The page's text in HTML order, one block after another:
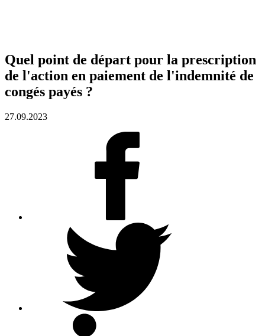
Quel point de départ pour la prescription
de l'action en paiement de l'indemnité de
congés payés ?
27.09.2023